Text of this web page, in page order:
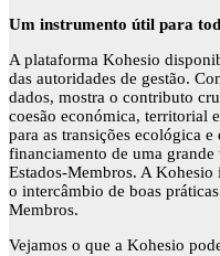
Um instrumento útil para
A plataforma Kohesio
das autoridades de gestão.
dados, mostra o contributo
coesão económica, territorial
para as transições ecológica
financiamento de uma
Estados-Membros. A
o intercâmbio de boas
Membros.
Vejamos o que a Kohesio